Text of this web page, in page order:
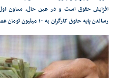
افزایش حقوق است و در عین حال، معاون
رساندن پایه حقوق کارگران به ۱۰ میلیون تومان عمل کند.